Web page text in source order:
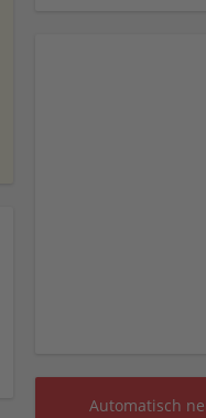
Automatisch